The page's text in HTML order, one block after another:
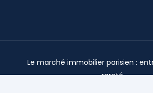
Le marché immobilier parisien :
rareté.